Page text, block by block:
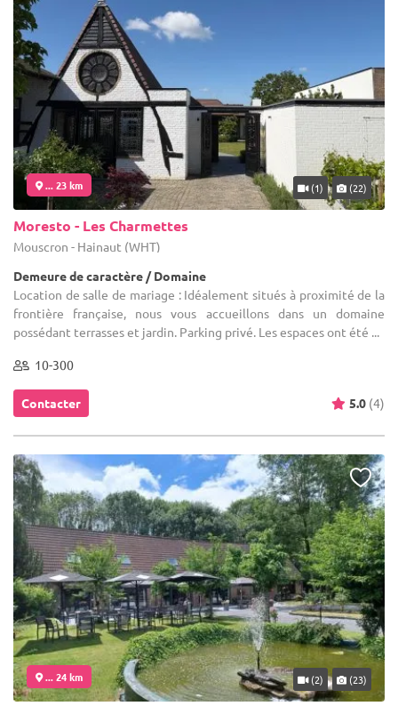
... 23 km (1) (22)
Moresto - Les Charmettes
Mouscron - Hainaut (WHT)
Demeure de caractère / Domaine
Location de salle de mariage : Idéalement situés à proximité de la
frontière française, nous vous accueillons dans un domaine
possédant terrasses et jardin. Parking privé. Les espaces ont été ...
10-300
Contacter 5.0 (4)
... 24 km (2) (23)